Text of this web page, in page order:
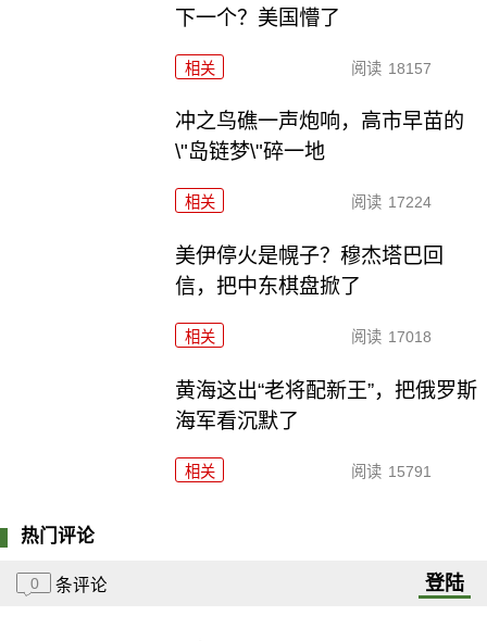
下一个？美国懵了
相关 阅读 18157
冲之鸟礁一声炮响，高市早苗的
\"岛链梦\"碎一地
相关 阅读 17224
美伊停火是幌子？穆杰塔巴回
信，把中东棋盘掀了
相关 阅读 17018
黄海这出“老将配新王”，把俄罗斯
海军看沉默了
相关 阅读 15791
热门评论
0 条评论 登陆